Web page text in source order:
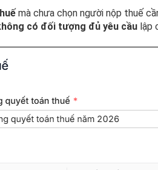
mà chưa chọn người nộp thuế
có đối tượng đủ yêu cầu lập